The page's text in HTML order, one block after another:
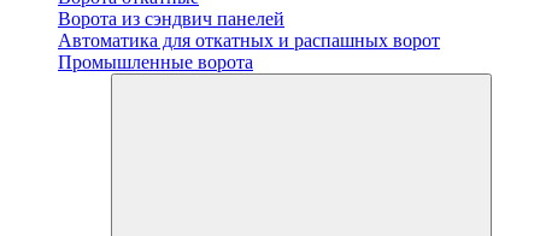
Ворота из сэндвич панелей
Автоматика для откатных и распашных ворот
Промышленные ворота